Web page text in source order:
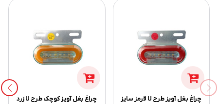
چراغ بغل آویز طرح U قرمز سایز
چراغ بغل آویز کوچک طرح U زرد